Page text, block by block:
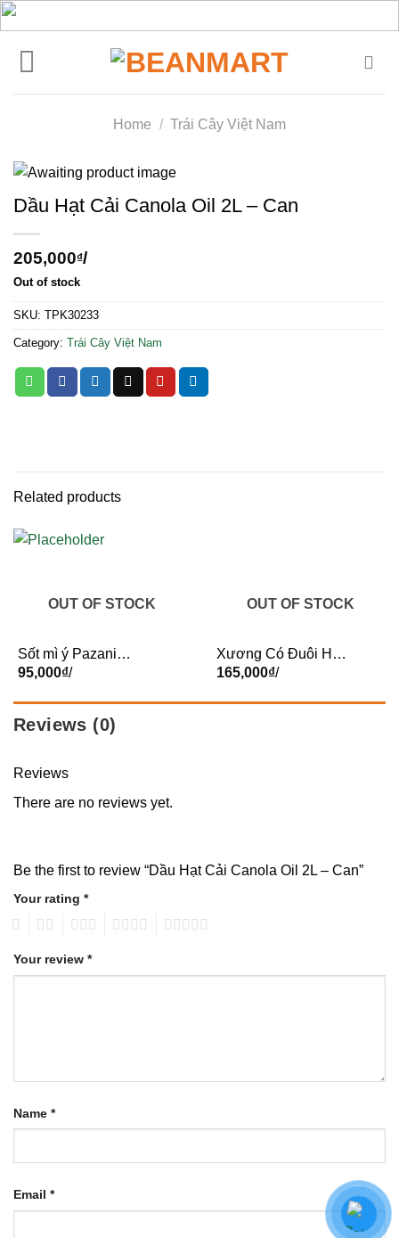
Skip
to
content
Home / Trái Cây Việt Nam
Dầu Hạt Cải Canola Oil 2L – Can
205,000₫/
Out of stock
SKU: TPK30233
Category: Trái Cây Việt Nam
Related products
OUT OF STOCK
Sốt mì ý Pazani
400gr – Hộp
95,000₫/
OUT OF STOCK
Xương Có Đuôi Heo
Đồi Phước Ninh –
165,000₫/
Reviews (0)
Reviews
There are no reviews yet.
Be the first to review “Dầu Hạt Cải Canola Oil 2L – Can”
Your rating *
Your review *
Name *
Email *